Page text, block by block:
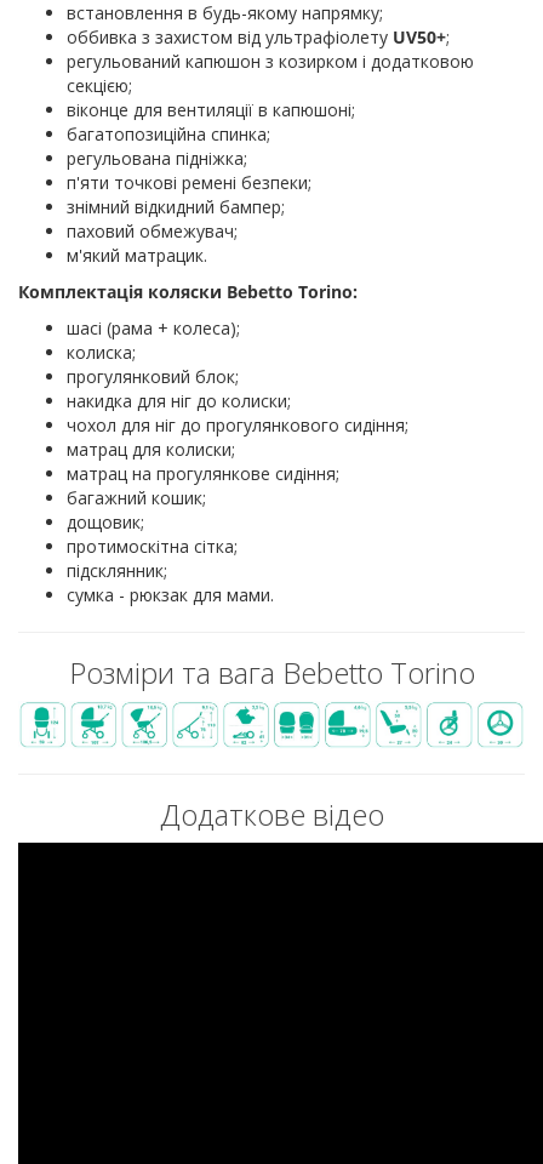
встановлення в будь-якому напрямку;
оббивка з захистом від ультрафіолету UV50+;
регульований капюшон з козирком і додатковою
секцією;
віконце для вентиляції в капюшоні;
багатопозиційна спинка;
регульована підніжка;
п'яти точкові ремені безпеки;
знімний відкидний бампер;
паховий обмежувач;
м'який матрацик.
Комплектація коляски Bebetto Torino:
шасі (рама + колеса);
колиска;
прогулянковий блок;
накидка для ніг до колиски;
чохол для ніг до прогулянкового сидіння;
матрац для колиски;
матрац на прогулянкове сидіння;
багажний кошик;
дощовик;
протимоскітна сітка;
підсклянник;
сумка - рюкзак для мами.
Розміри та вага Bebetto Torino
Додаткове відео